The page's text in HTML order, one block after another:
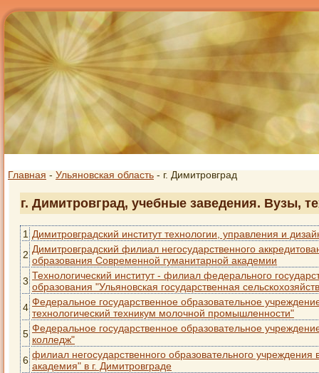
Главная - Ульяновская область - г. Димитровград
г. Димитровград, учебные заведения. Вузы,
1 Димитровградский институт технологии, управления и
2 Димитровградский филиал негосударственного
образования Современной гуманитарной академии
3 Технологический институт - филиал федерального
образования "Ульяновская государственная
4 Федеральное государственное образовательное
технологический техникум молочной промышленности"
5 Федеральное государственное образовательное
колледж"
6 филиал негосударственного образовательного
академия" в г. Димитровграде